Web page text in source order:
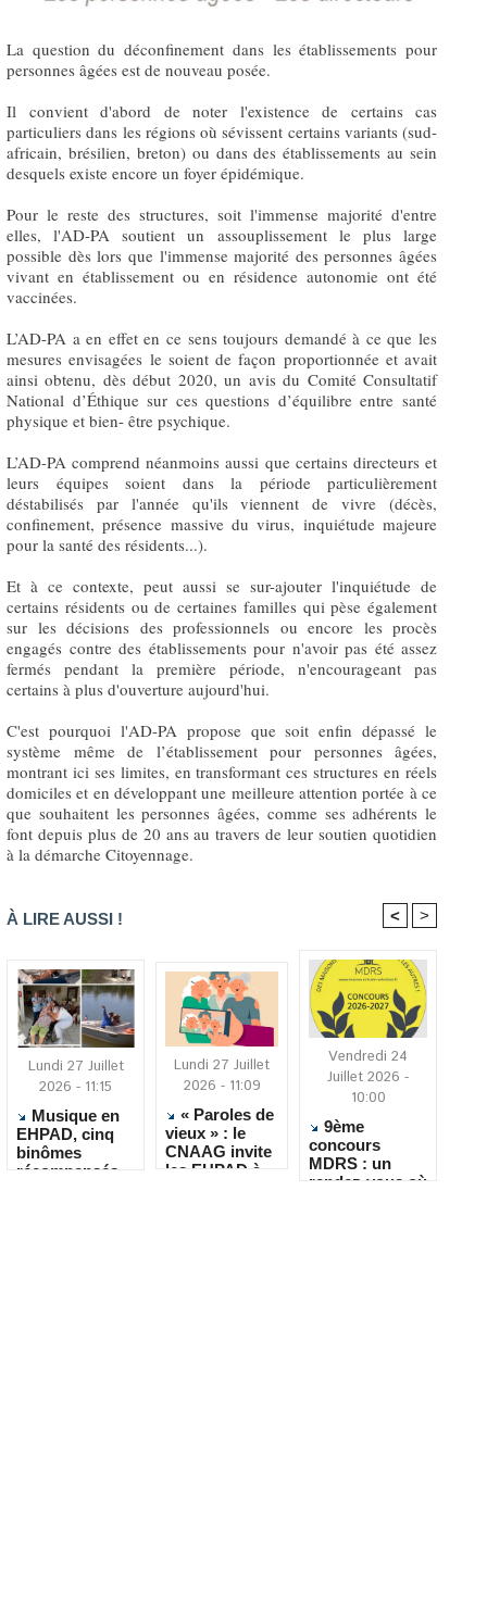
La question du déconfinement dans les établissements pour
personnes âgées est de nouveau posée.
Il convient d'abord de noter l'existence de certains cas
particuliers dans les régions où sévissent certains variants (sud-
africain, brésilien, breton) ou dans des établissements au sein
desquels existe encore un foyer épidémique.
Pour le reste des structures, soit l'immense majorité d'entre
elles, l'AD-PA soutient un assouplissement le plus large
possible dès lors que l'immense majorité des personnes âgées
vivant en établissement ou en résidence autonomie ont été
vaccinées.
L’AD-PA a en effet en ce sens toujours demandé à ce que les
mesures envisagées le soient de façon proportionnée et avait
ainsi obtenu, dès début 2020, un avis du Comité Consultatif
National d’Éthique sur ces questions d’équilibre entre santé
physique et bien- être psychique.
L’AD-PA comprend néanmoins aussi que certains directeurs et
leurs équipes soient dans la période particulièrement
déstabilisés par l'année qu'ils viennent de vivre (décès,
confinement, présence massive du virus, inquiétude majeure
pour la santé des résidents...).
Et à ce contexte, peut aussi se sur-ajouter l'inquiétude de
certains résidents ou de certaines familles qui pèse également
sur les décisions des professionnels ou encore les procès
engagés contre des établissements pour n'avoir pas été assez
fermés pendant la première période, n'encourageant pas
certains à plus d'ouverture aujourd'hui.
C'est pourquoi l'AD-PA propose que soit enfin dépassé le
système même de l’établissement pour personnes âgées,
montrant ici ses limites, en transformant ces structures en réels
domiciles et en développant une meilleure attention portée à ce
que souhaitent les personnes âgées, comme ses adhérents le
font depuis plus de 20 ans au travers de leur soutien quotidien
à la démarche Citoyennage.
À LIRE AUSSI ! < >
Lundi 27 Juillet
2026 - 11:15
Musique en
EHPAD, cinq
binômes
récompensés
Lundi 27 Juillet
2026 - 11:09
« Paroles de
vieux » : le
CNAAG invite
les EHPAD à
Vendredi 24
Juillet 2026 -
10:00
9ème
concours
MDRS : un
rendez-vous où